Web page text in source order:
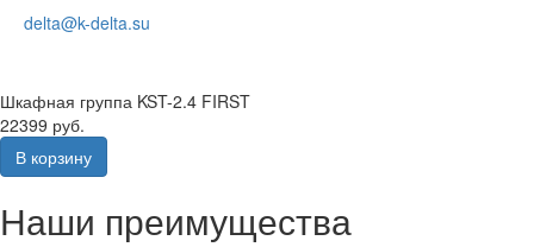
delta@k-delta.su
Шкафная группа KST-2.4 FIRST
22399 руб.
В корзину
Наши преимущества